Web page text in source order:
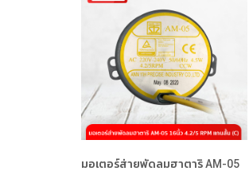
มอเตอร์ส่ายพัดลมฮาตาริ AM-05